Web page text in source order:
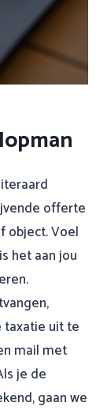
offerte
object. Voel
het aan jou
taxatie uit te
mail met
je de
gaan we